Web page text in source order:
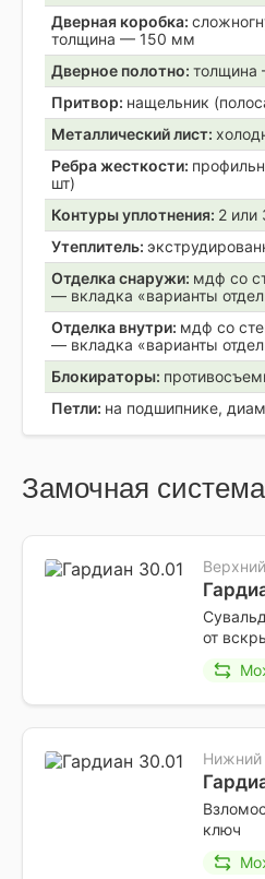
Дверная коробка:
толщина — 150 мм
Дверное полотно:
Притвор: нащельник
Металлический лист:
Ребра жесткости:
шт)
Контуры уплотнения: 2 или
Утеплитель:
Отделка снаружи: мдф со
— вкладка «варианты
Отделка внутри: мдф со
— вкладка «варианты
Блокираторы:
Петли: на подшипнике,
Замочная система
от
Нижний
ключ